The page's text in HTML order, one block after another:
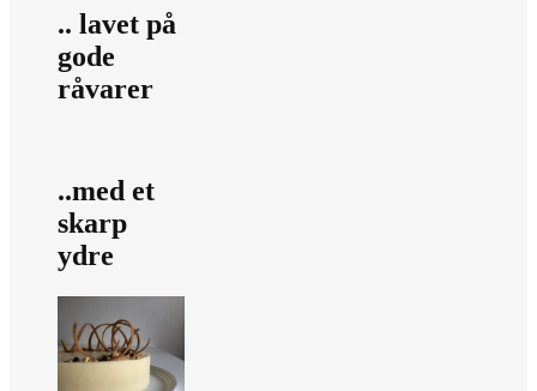
.. lavet på
gode
råvarer
..med et
skarp
ydre